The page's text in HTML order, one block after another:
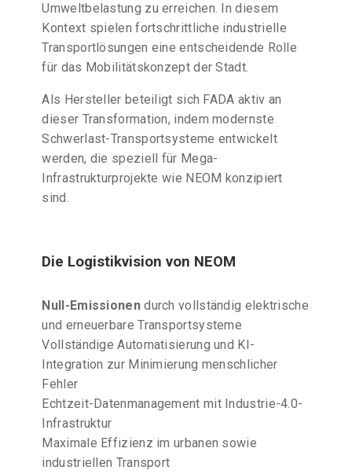
Umweltbelastung zu erreichen. In diesem
Kontext spielen fortschrittliche industrielle
Transportlösungen eine entscheidende Rolle
für das Mobilitätskonzept der Stadt.
Als Hersteller beteiligt sich FADA aktiv an
dieser Transformation, indem modernste
Schwerlast-Transportsysteme entwickelt
werden, die speziell für Mega-
Infrastrukturprojekte wie NEOM konzipiert
sind.
Die Logistikvision von NEOM
Null-Emissionendurch vollständig elektrische
und erneuerbare Transportsysteme
Vollständige Automatisierung und KI-
Integration zur Minimierung menschlicher
Fehler
Echtzeit-Datenmanagement mit Industrie-4.0-
Infrastruktur
Maximale Effizienz im urbanen sowie
industriellen Transport